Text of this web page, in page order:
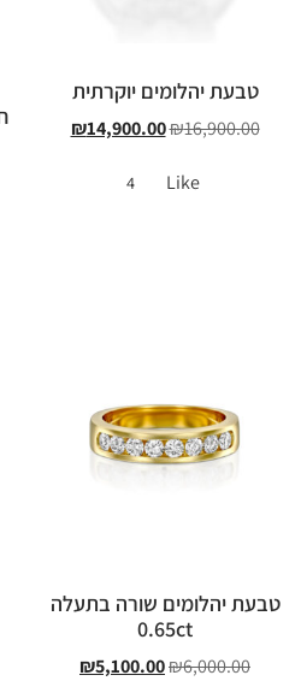
טבעת יהלומים יוקרתית
₪16,900.00
₪14,900.00
Like
4
טבעת יהלומים שורה בתעלה
0.65ct
₪6,000.00
₪5,100.00